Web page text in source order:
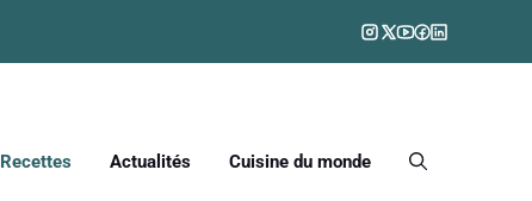
Recettes Actualités Cuisine du monde